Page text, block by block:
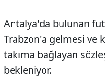
Antalya'da bulunan
Trabzon'a gelmesi ve
takıma bağlayan
bekleniyor.